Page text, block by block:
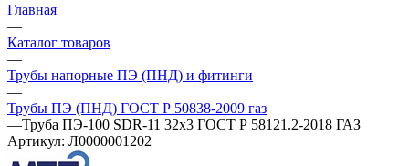
Главная
—
Каталог товаров
—
Трубы напорные ПЭ (ПНД) и фитинги
—
Трубы ПЭ (ПНД) ГОСТ Р 50838-2009 газ
—Труба ПЭ-100 SDR-11 32х3 ГОСТ Р 58121.2-2018 ГАЗ
Артикул: Л0000001202